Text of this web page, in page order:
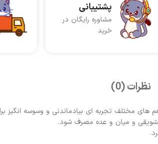
پشتیبانی
مشاوره رایگان در
خرید
نظرات (0)